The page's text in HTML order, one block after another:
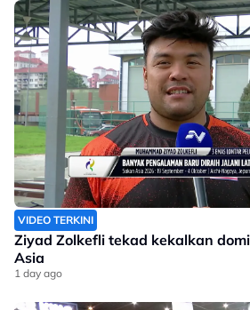
VIDEO TERKINI
Ziyad Zolkefli tekad kekalkan
Asia
1 day ago